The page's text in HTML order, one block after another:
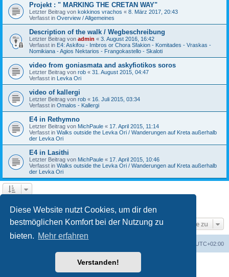
Diese Website nutzt Cookies, um dir den
bestmöglichen Komfort bei der Nutzung zu
bieten. Mehr erfahren
Verstanden!
Projekt : " MARKING THE CRETAN WAY"
Letzter Beitrag von kokkinos vrachos « 8. März 2017, 20:43
Verfasst in Overview / Allgemeines
Description of the walk / Wegbeschreibung
Letzter Beitrag von admin « 3. August 2016, 16:42
Verfasst in E4: Askifou - Imbros or Chora Sfakion - Komitades - Vraskas -
Nomikiana - Agios Nektarios - Frangokastello - Skaloti
video from goniasmata and askyfiotikos soros
Letzter Beitrag von rob « 31. August 2015, 04:47
Verfasst in Levka Ori
video of kallergi
Letzter Beitrag von rob « 16. Juli 2015, 03:34
Verfasst in Omalos - Kallergi
E4 in Rethymno
Letzter Beitrag von MichPaule « 17. April 2015, 11:14
Verfasst in Walks outside the Levka Ori / Wanderungen auf Kreta außerhalb
der Levka Ori
E4 in Lasithi
Letzter Beitrag von MichPaule « 17. April 2015, 10:46
Verfasst in Walks outside the Levka Ori / Wanderungen auf Kreta außerhalb
der Levka Ori
Gehe zu
UTC+02:00
Powered byphpBB® Forum Software © phpBB Limited
phpBB.de